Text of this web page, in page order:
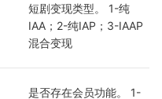
短剧变现类型。 1-纯
IAA；2-纯IAP；3-IAAP
混合变现
是否存在会员功能。 1-